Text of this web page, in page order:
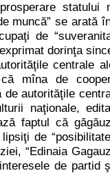
statului
muncă” se arată
de
dorinţa
centrale
mîna de
autorităţile
naţionale,
faptul că
de
“Edinaia
de partid